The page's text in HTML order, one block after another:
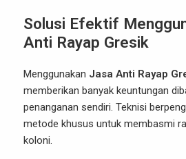
Solusi Efektif
Anti Rayap Gresik
Menggunakan Jasa Anti Rayap
memberikan banyak keuntungan
penanganan sendiri. Teknisi
metode khusus untuk membasmi
koloni.